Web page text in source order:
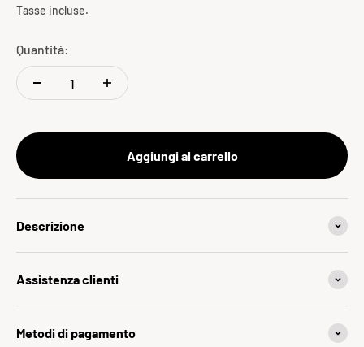
Tasse incluse.
Quantità:
Aggiungi al carrello
Descrizione
Assistenza clienti
Metodi di pagamento